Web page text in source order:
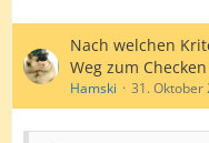
Nach welchen
Weg zum
Hamski 31. Oktober